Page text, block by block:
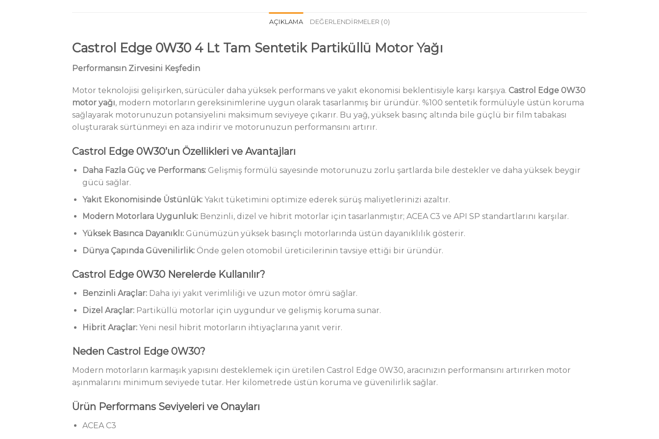
AÇIKLAMA DEĞERLENDIRMELER (0)
Castrol Edge 0W30 4 Lt Tam Sentetik Partiküllü Motor Yağı
Performansın Zirvesini Keşfedin
Motor teknolojisi gelişirken, sürücüler daha yüksek performans ve yakıt ekonomisi beklentisiyle karşı karşıya. Castrol Edge 0W30
motor yağı, modern motorların gereksinimlerine uygun olarak tasarlanmış bir üründür. %100 sentetik formülüyle üstün koruma
sağlayarak motorunuzun potansiyelini maksimum seviyeye çıkarır. Bu yağ, yüksek basınç altında bile güçlü bir film tabakası
oluşturarak sürtünmeyi en aza indirir ve motorunuzun performansını artırır.
Castrol Edge 0W30’un Özellikleri ve Avantajları
Daha Fazla Güç ve Performans:Gelişmiş formülü sayesinde motorunuzu zorlu şartlarda bile destekler ve daha yüksek beygir
gücü sağlar.
Yakıt Ekonomisinde Üstünlük:Yakıt tüketimini optimize ederek sürüş maliyetlerinizi azaltır.
Modern Motorlara Uygunluk:Benzinli, dizel ve hibrit motorlar için tasarlanmıştır; ACEA C3 ve API SP standartlarını karşılar.
Yüksek Basınca Dayanıklı:Günümüzün yüksek basınçlı motorlarında üstün dayanıklılık gösterir.
Dünya Çapında Güvenilirlik:Önde gelen otomobil üreticilerinin tavsiye ettiği bir üründür.
Castrol Edge 0W30 Nerelerde Kullanılır?
Benzinli Araçlar:Daha iyi yakıt verimliliği ve uzun motor ömrü sağlar.
Dizel Araçlar:Partiküllü motorlar için uygundur ve gelişmiş koruma sunar.
Hibrit Araçlar:Yeni nesil hibrit motorların ihtiyaçlarına yanıt verir.
Neden Castrol Edge 0W30?
Modern motorların karmaşık yapısını desteklemek için üretilen Castrol Edge 0W30, aracınızın performansını artırırken motor
aşınmalarını minimum seviyede tutar. Her kilometrede üstün koruma ve güvenilirlik sağlar.
Ürün Performans Seviyeleri ve Onayları
ACEA C3